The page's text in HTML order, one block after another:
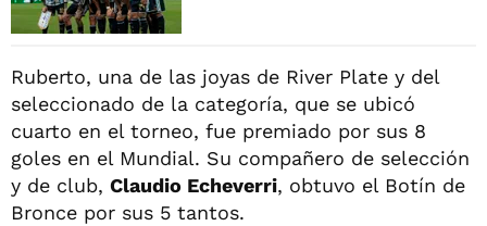
Ruberto, una de las joyas de River Plate y del
seleccionado de la categoría, que se ubicó
cuarto en el torneo, fue premiado por sus 8
goles en el Mundial. Su compañero de selección
y de club, Claudio Echeverri, obtuvo el Botín de
Bronce por sus 5 tantos.